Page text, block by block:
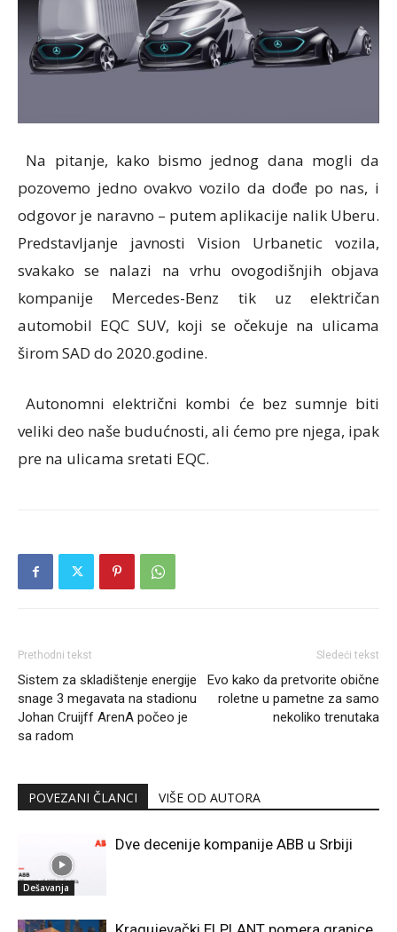
Na pitanje, kako bismo jednog dana mogli da
pozovemo jedno ovakvo vozilo da dođe po nas, i
odgovor je naravno – putem aplikacije nalik Uberu.
Predstavljanje javnosti Vision Urbanetic vozila,
svakako se nalazi na vrhu ovogodišnjih objava
kompanije Mercedes-Benz tik uz električan
automobil EQC SUV, koji se očekuje na ulicama
širom SAD do 2020.godine.
Autonomni električni kombi će bez sumnje biti
veliki deo naše budućnosti, ali ćemo pre njega, ipak
pre na ulicama sretati EQC.
Prethodni tekst
Sistem za skladištenje energije
snage 3 megavata na stadionu
Johan Cruijff ArenA počeo je
sa radom
Sledeći tekst
Evo kako da pretvorite obične
roletne u pametne za samo
nekoliko trenutaka
POVEZANI ČLANCI VIŠE OD AUTORA
Dešavanja
Dve decenije kompanije ABB u Srbiji